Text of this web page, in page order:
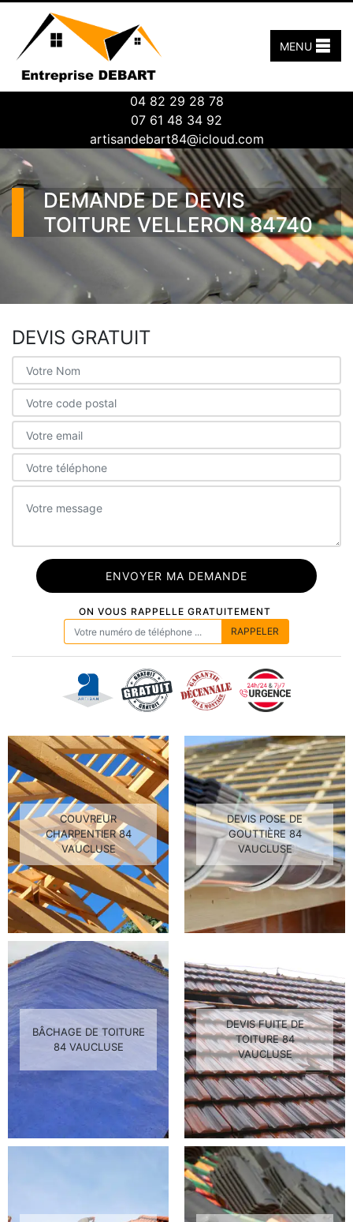
04 82 29 28 78
07 61 48 34 92
artisandebart84@icloud.com
MENU
DEMANDE DE DEVIS
TOITURE VELLERON 84740
DEVIS GRATUIT
ON VOUS RAPPELLE GRATUITEMENT
COUVREUR
CHARPENTIER 84
VAUCLUSE
DEVIS POSE DE
GOUTTIÈRE 84
VAUCLUSE
BÂCHAGE DE TOITURE
84 VAUCLUSE
DEVIS FUITE DE
TOITURE 84
VAUCLUSE